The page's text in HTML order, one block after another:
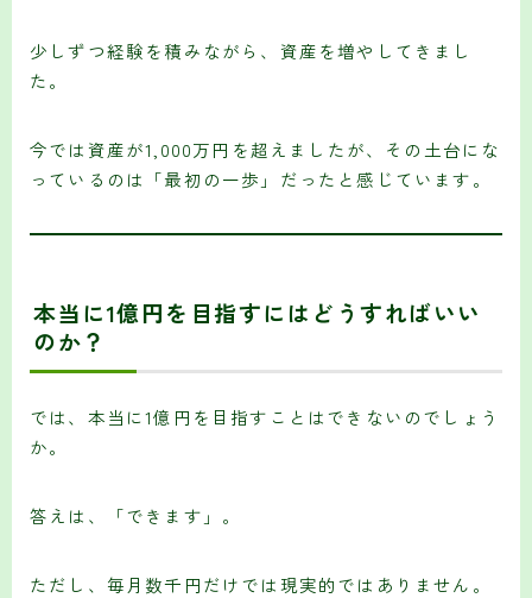
少しずつ経験を積みながら、資産を増やしてきまし
た。
今では資産が1,000万円を超えましたが、その土台にな
っているのは「最初の一歩」だったと感じています。
本当に1億円を目指すにはどうすればいい
のか？
では、本当に1億円を目指すことはできないのでしょう
か。
答えは、「できます」。
ただし、毎月数千円だけでは現実的ではありません。